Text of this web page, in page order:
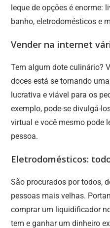
leque de opções é enorme:
banho, eletrodomésticos e
Vender na internet
Tem algum dote culinário?
doces está se tornando
lucrativa e viável para os
exemplo, pode-se divulgá-
virtual e você mesmo pode
pessoa.
Eletrodomésticos:
São procurados por todos,
pessoas mais velhas.
comprar um liquidificador
tem e ganhar um dinheiro